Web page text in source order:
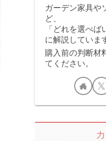
ガーデン家具や
ど、
「どれを選べ
に解説していま
購入前の判断材
てください。